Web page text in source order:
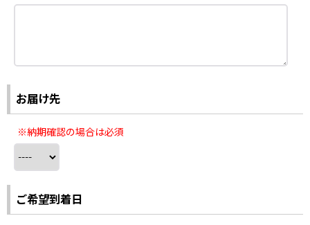
お届け先
※納期確認の場合は必須
ご希望到着日